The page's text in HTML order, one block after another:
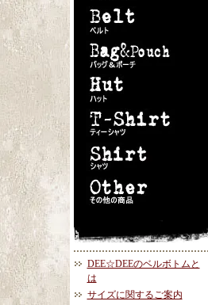
DEE☆DEEのベルボトムと
は
サイズに関するご案内